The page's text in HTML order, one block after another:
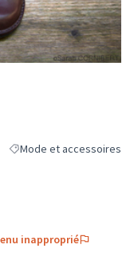
Filtrer les résultats de la
Mode et accessoires
inapproprié